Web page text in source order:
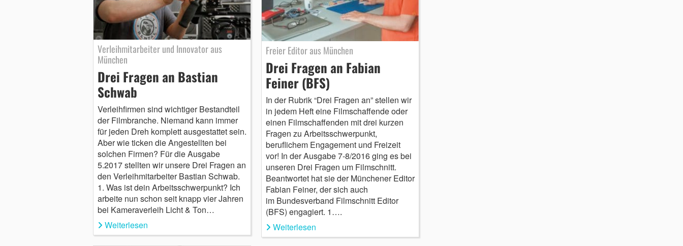
Verleihmitarbeiter und Innovator aus
München
Drei Fragen an Bastian
Schwab
Verleihfirmen sind wichtiger Bestandteil
der Filmbranche. Niemand kann immer
für jeden Dreh komplett ausgestattet sein.
Aber wie ticken die Angestellten bei
solchen Firmen? Für die Ausgabe
5.2017 stellten wir unsere Drei Fragen an
den Verleihmitarbeiter Bastian Schwab.
1. Was ist dein Arbeitsschwerpunkt? Ich
arbeite nun schon seit knapp vier Jahren
bei Kameraverleih Licht & Ton…
Weiterlesen
Freier Editor aus München
Drei Fragen an Fabian
Feiner (BFS)
In der Rubrik “Drei Fragen an” stellen wir
in jedem Heft eine Filmschaffende oder
einen Filmschaffenden mit drei kurzen
Fragen zu Arbeitsschwerpunkt,
beruflichem Engagement und Freizeit
vor! In der Ausgabe 7-8/2016 ging es bei
unseren Drei Fragen um Filmschnitt.
Beantwortet hat sie der Münchener Editor
Fabian Feiner, der sich auch
im Bundesverband Filmschnitt Editor
(BFS) engagiert. 1….
Weiterlesen